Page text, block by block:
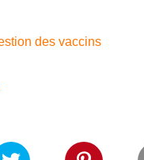
des vaccins